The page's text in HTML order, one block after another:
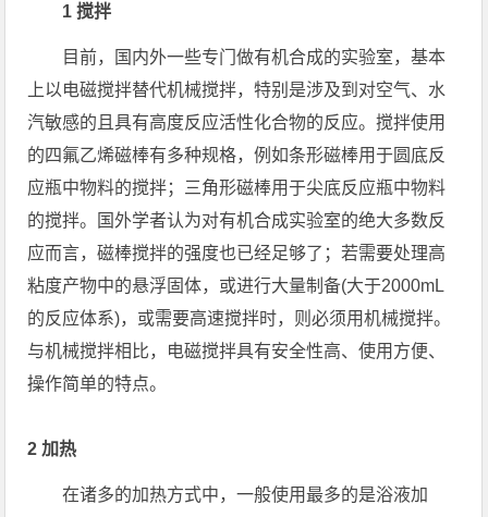
1 搅拌
目前，国内外一些专门做有机合成的实验室，基本
上以电磁搅拌替代机械搅拌，特别是涉及到对空气、水
汽敏感的且具有高度反应活性化合物的反应。搅拌使用
的四氟乙烯磁棒有多种规格，例如条形磁棒用于圆底反
应瓶中物料的搅拌；三角形磁棒用于尖底反应瓶中物料
的搅拌。国外学者认为对有机合成实验室的绝大多数反
应而言，磁棒搅拌的强度也已经足够了；若需要处理高
粘度产物中的悬浮固体，或进行大量制备(大于2000mL
的反应体系)，或需要高速搅拌时，则必须用机械搅拌。
与机械搅拌相比，电磁搅拌具有安全性高、使用方便、
操作简单的特点。
2 加热
在诸多的加热方式中，一般使用最多的是浴液加